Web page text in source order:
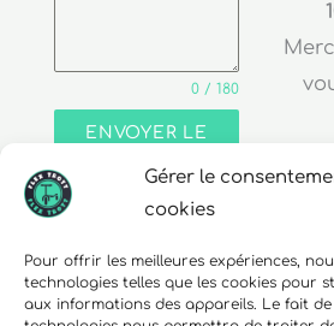
Gérer le
cookies
Pour offrir les meilleures expériences,
technologies telles que les cookies pour
aux informations des appareils. Le fait
ENVOYER LE
MESSAGE
30